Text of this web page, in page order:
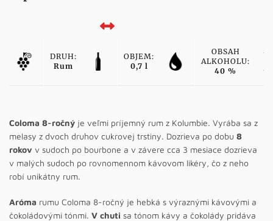
DRUH:
Rum
OBJEM:
0,7 l
OBSAH
ALKOHOLU:
40 %
Coloma 8-ročný je veľmi príjemný rum z Kolumbie. Vyrába sa z
melasy z dvoch druhov cukrovej trstiny. Dozrieva po dobu 8
rokov v sudoch po bourbone a v závere cca 3 mesiace dozrieva
v malých sudoch po rovnomennom kávovom likéry, čo z neho
robí unikátny rum.
Aróma rumu Coloma 8-ročný je hebká s výraznými kávovými a
čokoládovými tónmi. V chuti sa tónom kávy a čokolády pridáva